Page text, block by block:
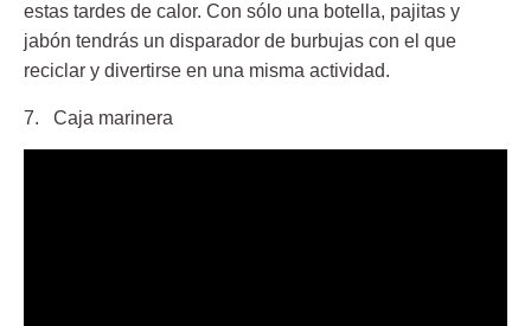
estas tardes de calor. Con sólo una botella, pajitas y
jabón tendrás un disparador de burbujas con el que
reciclar y divertirse en una misma actividad.
7. Caja marinera